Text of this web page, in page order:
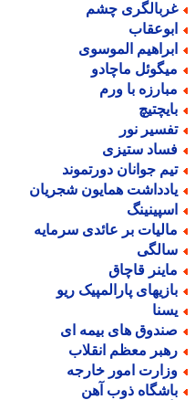
چشم
الموسوی
ماچادو
با ورم
نور
ستیزی
جوانان دورتموند
همایون شجریان
بر عائدی سرمایه
قاچاق
پارالمپیک ریو
های بیمه ای
معظم انقلاب
امور خارجه
ذوب آهن